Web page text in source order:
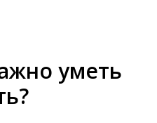
уметь